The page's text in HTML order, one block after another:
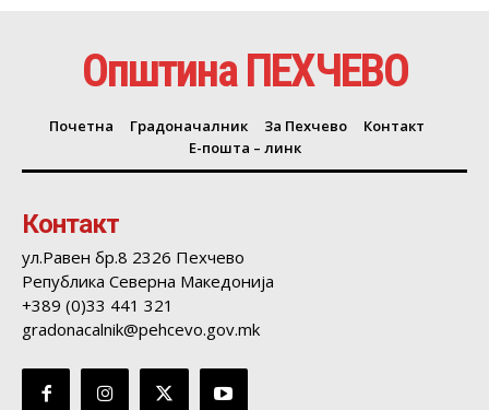
Општина ПЕХЧЕВО
Почетна Градоначалник За Пехчево
Контакт
Е-пошта – линк
Контакт
ул.Равен бр.8 2326 Пехчево
Република Северна Македонија
+389 (0)33 441 321
gradonacalnik@pehcevo.gov.mk